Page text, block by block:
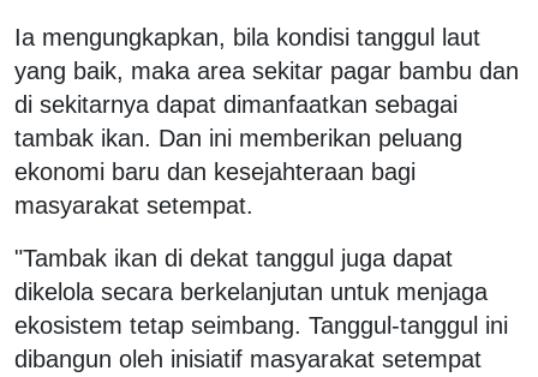
Ia mengungkapkan, bila kondisi tanggul laut
yang baik, maka area sekitar pagar bambu dan
di sekitarnya dapat dimanfaatkan sebagai
tambak ikan. Dan ini memberikan peluang
ekonomi baru dan kesejahteraan bagi
masyarakat setempat.
"Tambak ikan di dekat tanggul juga dapat
dikelola secara berkelanjutan untuk menjaga
ekosistem tetap seimbang. Tanggul-tanggul ini
dibangun oleh inisiatif masyarakat setempat